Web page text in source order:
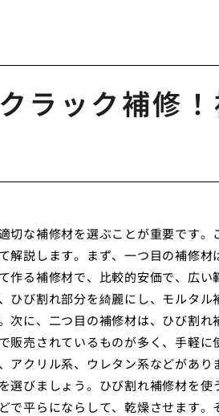
ラック補修
切な補修材を選ぶことが重要です。
解説します。まず、一つ目の補修材
作る補修材で、比較的安価で、広い
ひび割れ部分を綺麗にし、モルタル
次に、二つ目の補修材は、ひび割れ
販売されているものが多く、手軽に
アクリル系、ウレタン系などがあり
選びましょう。ひび割れ補修材を使
で平らにならして、乾燥させます。